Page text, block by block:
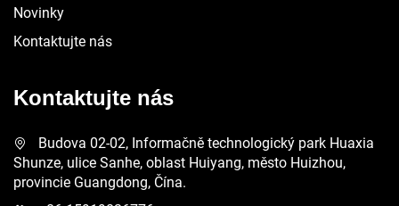
Novinky
Kontaktujte nás
Kontaktujte nás
Budova 02-02, Informačně technologický park Huaxia
Shunze, ulice Sanhe, oblast Huiyang, město Huizhou,
provincie Guangdong, Čína.